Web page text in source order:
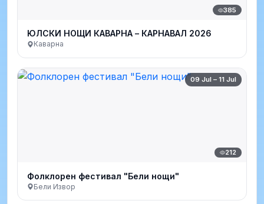
385
ЮЛСКИ НОЩИ КАВАРНА – КАРНАВАЛ 2026
Каварна
09 Jul – 11 Jul
212
Фолклорен фестивал "Бели нощи"
Бели Извор